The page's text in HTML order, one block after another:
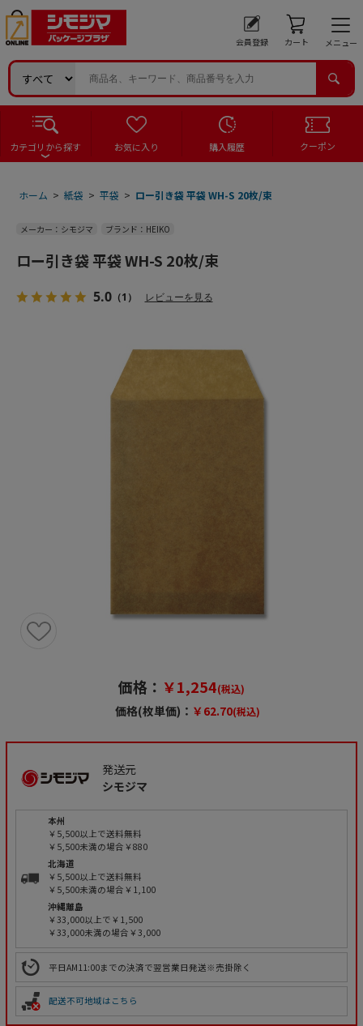
会員登録 カート メニュー
カテゴリから探す お気に入り 購入履歴 クーポン
ホーム > 紙袋 > 平袋 > ロー引き袋 平袋 WH-S 20枚/束
メーカー：シモジマ ブランド：HEIKO
ロー引き袋 平袋 WH-S 20枚/束
5.0（1） レビューを見る
価格： ￥1,254(税込)
価格(枚単価)： ￥62.70(税込)
発送元
シモジマ
本州
￥5,500以上で送料無料
￥5,500未満の場合￥880
北海道
￥5,500以上で送料無料
￥5,500未満の場合￥1,100
沖縄離島
￥33,000以上で￥1,500
￥33,000未満の場合￥3,000
平日AM11:00までの決済で翌営業日発送※売掛除く
配送不可地域はこちら